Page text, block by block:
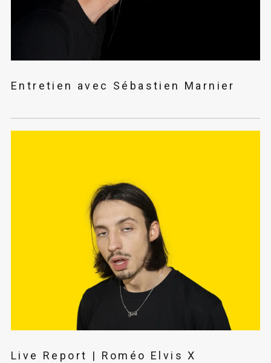
Entretien avec Sébastien Marnier
Live Report | Roméo Elvis X